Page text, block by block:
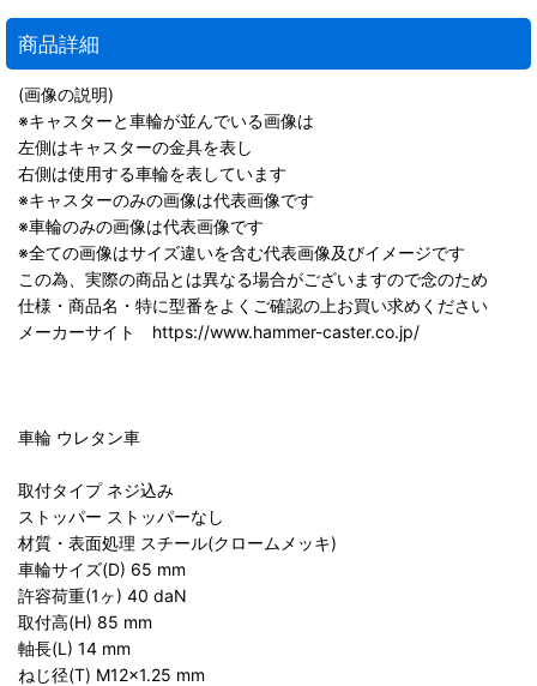
商品詳細
(画像の説明)
※キャスターと車輪が並んでいる画像は
左側はキャスターの金具を表し
右側は使用する車輪を表しています
※キャスターのみの画像は代表画像です
※車輪のみの画像は代表画像です
※全ての画像はサイズ違いを含む代表画像及びイメージです
この為、実際の商品とは異なる場合がございますので念のため
仕様・商品名・特に型番をよくご確認の上お買い求めください
メーカーサイト https://www.hammer-caster.co.jp/
車輪 ウレタン車
取付タイプ ネジ込み
ストッパー ストッパーなし
材質・表面処理 スチール(クロームメッキ)
車輪サイズ(D) 65 mm
許容荷重(1ヶ) 40 daN
取付高(H) 85 mm
軸長(L) 14 mm
ねじ径(T) M12×1.25 mm